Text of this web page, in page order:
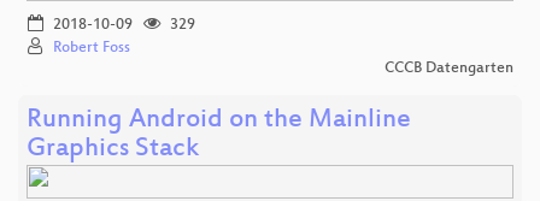
2018-10-09
329
Robert Foss
CCCB Datengarten
Running Android on the Mainline
Graphics Stack